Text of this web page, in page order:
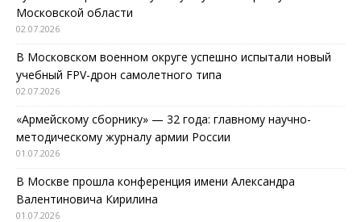
Московской области
02.07.2026
В Московском военном округе успешно испытали новый
учебный FPV-дрон самолетного типа
02.07.2026
«Армейскому сборнику» — 32 года: главному научно-
методическому журналу армии России
01.07.2026
В Москве прошла конференция имени Александра
Валентиновича Кирилина
01.07.2026